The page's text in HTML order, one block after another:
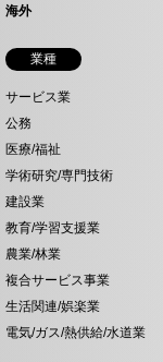
海外
業種
サービス業
公務
医療/福祉
学術研究/専門技術
建設業
教育/学習支援業
農業/林業
複合サービス事業
生活関連/娯楽業
電気/ガス/熱供給/水道業